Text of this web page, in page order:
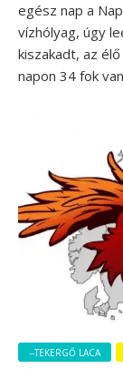
egész nap a
vízhólyag, úgy
kiszakadt, az
napon 34 fok
--TEKERGŐ LACA